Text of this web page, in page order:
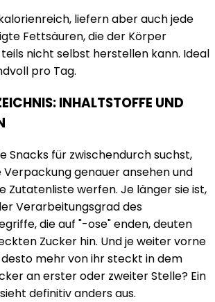
liefern aber auch jede
Fettsäuren, die der Körper
nicht selbst herstellen kann. Ideal
pro Tag.
INHALTSTOFFE UND
Snacks für zwischendurch suchst,
Verpackung genauer ansehen und
Zutatenliste werfen. Je länger sie ist,
Verarbeitungsgrad des
die auf "-ose" enden, deuten
Zucker hin. Und je weiter vorne
mehr von ihr steckt in dem
an erster oder zweiter Stelle? Ein
definitiv anders aus.